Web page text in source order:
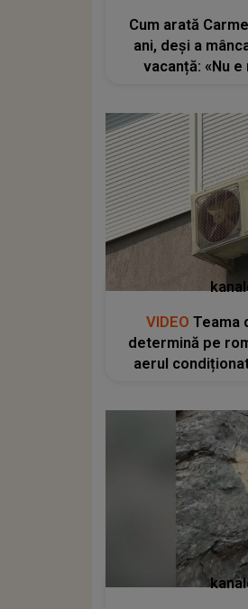
Cum arată
ani, deși a
vacanță: «Nu e
VIDEO Teama
determină pe
aerul